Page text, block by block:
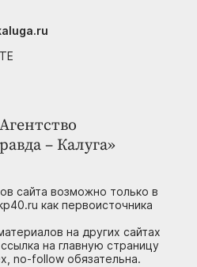
– Калуга»
сайта возможно только в
как первоисточника
на других сайтах
на главную страницу
no-follow обязательна.